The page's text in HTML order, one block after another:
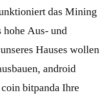
das Mining
Aus- und
Hauses wollen
android
bitpanda Ihre